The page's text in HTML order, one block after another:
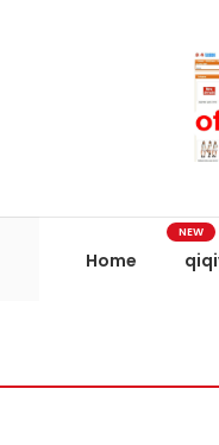
Home
NEW